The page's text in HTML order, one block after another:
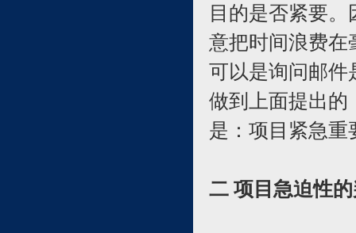
目的是否紧要
意把时间浪费在
可以是询问邮件
做到上面提出的
是：项目紧急
二 项目急迫性